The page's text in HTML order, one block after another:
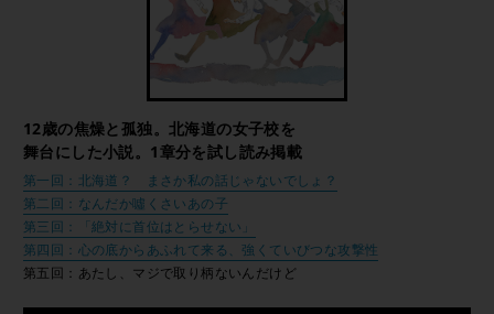
12歳の焦燥と孤独。北海道の女子校を
舞台にした小説。1章分を試し読み掲載
第一回：北海道？ まさか私の話じゃないでしょ？
第二回：なんだか噓くさいあの子
第三回：「絶対に首位はとらせない」
第四回：心の底からあふれて来る、強くていびつな攻撃性
第五回：あたし、マジで取り柄ないんだけど